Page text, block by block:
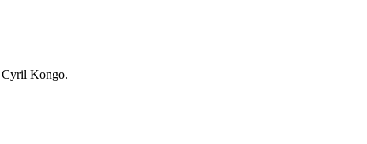
Cyril Kongo.